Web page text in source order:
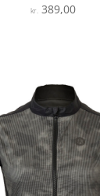
Vurderet
kr.389,00